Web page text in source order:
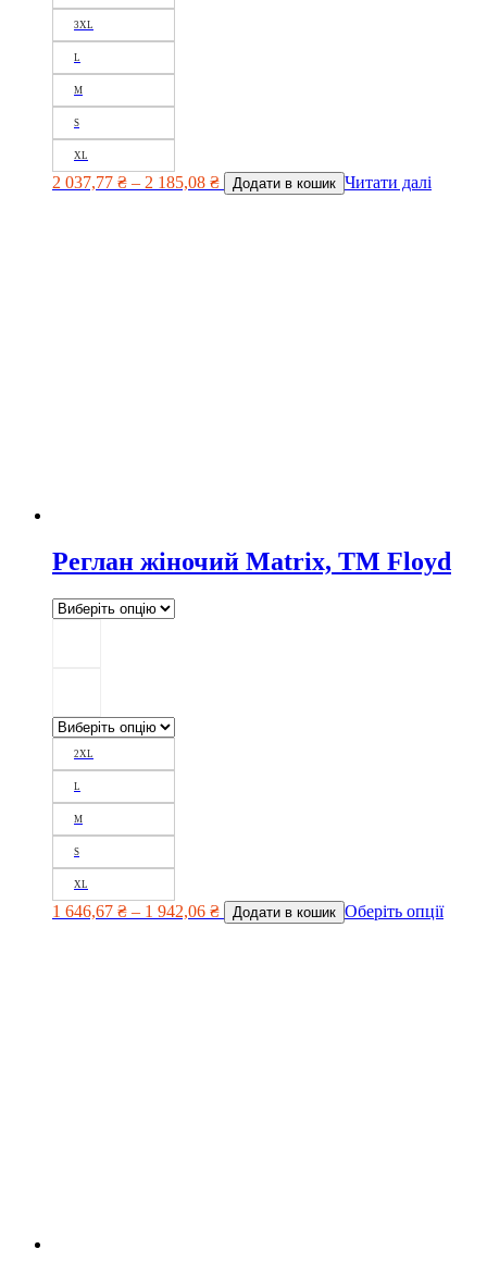
3XL
L
M
S
XL
2 037,77 ₴ – 2 185,08 ₴ Додати в кошик Читати далі
Реглан жіночий Matrix, TM Floyd
2XL
L
M
S
XL
1 646,67 ₴ – 1 942,06 ₴ Додати в кошик Оберіть опції